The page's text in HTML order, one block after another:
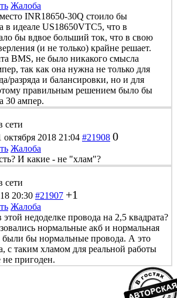
Жалоба
INR18650-30Q стоило бы
в идеале US18650VTC5, что в
бы вдвое больший ток, что в свою
(и не только) крайне решает.
BMS, не было никакого смысла
так как она нужна не только для
разряда и балансировки, но и для
правильным решением было бы
30 ампер.
октября 2018 21:04 #21908 0
Жалоба
И какие - не "хлам"?
20:30 #21907 +1
Жалоба
недоделке провода на 2,5 квадрата?
нормальные акб и нормальная
были бы нормальные провода. А это
с таким хламом для реальной работы
пригоден.